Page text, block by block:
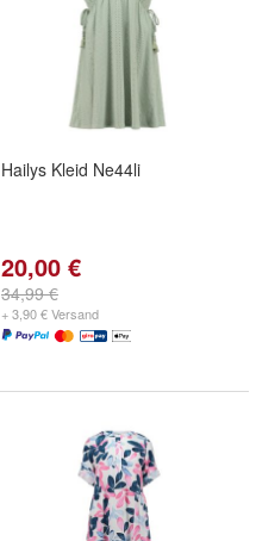
Hailys Kleid Ne44li
20,00 €
34,99 €
+ 3,90 € Versand